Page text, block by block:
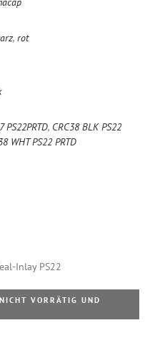
, rot
PS22PRTD, CRC38 BLK PS22
WHT PS22 PRTD
Inlay PS22
VORRÄTIG UND